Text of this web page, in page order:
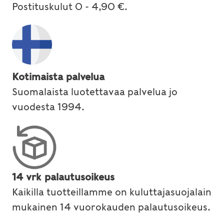
Postituskulut 0 - 4,90 €.
Kotimaista palvelua
Suomalaista luotettavaa palvelua jo
vuodesta 1994.
14 vrk palautusoikeus
Kaikilla tuotteillamme on kuluttajasuojalain
mukainen 14 vuorokauden palautusoikeus.